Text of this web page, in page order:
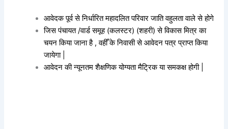
आवेदक पूर्व से निर्धारित महादलित परिवार जाति वहुलता वाले से होगे
जिस पंचायत /वार्ड समूह (कलस्टर) (शहरी) से विकास मित्र का
चयन किया जाना है , वहीँ के निवासी से आवेदन पत्र प्राप्त किया
जायेगा |
आवेदन की न्यूनतम शैक्षणिक योग्यता मैट्रिक या समकक्ष होगी |